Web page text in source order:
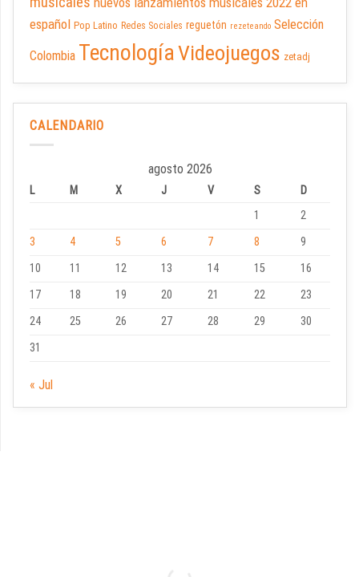
español Pop Latino Redes Sociales reguetón rezeteando Selección
Colombia TecnologíaVideojuegos zetadj
CALENDARIO
agosto 2026
L M X J V S
D
1
2
3
4 5 6 7 8
9
10
11 12 13 14 15
16
17
18 19 20 21 22
23
24
25 26 27 28 29
30
31
« Jul